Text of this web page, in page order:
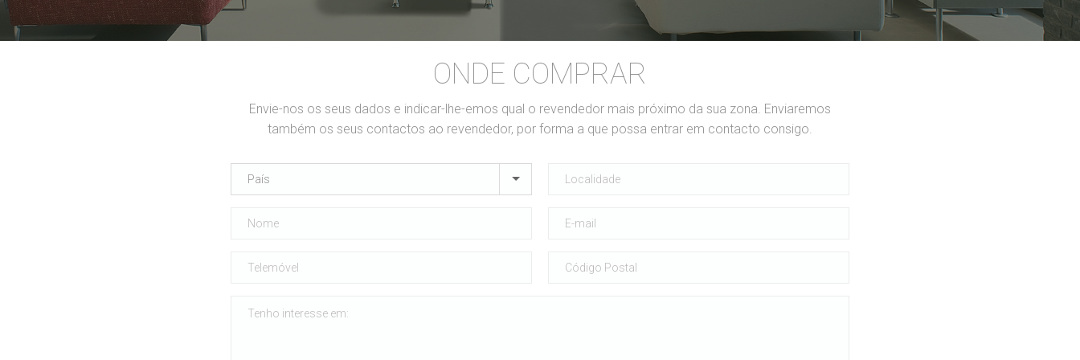
ONDE COMPRAR
Envie-nos os seus dados e indicar-lhe-emos qual o revendedor mais próximo da sua zona. Enviaremos
também os seus contactos ao revendedor, por forma a que possa entrar em contacto consigo.
País